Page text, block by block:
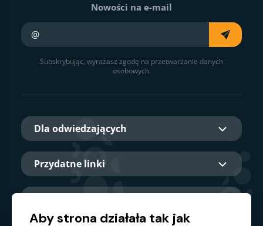
Nowości na e-mail
Subskrybując, wyrażasz zgodę na przetwarzanie danych
osobowych.
Dla odwiedzających
Przydatne linki
Aby strona działała tak jak